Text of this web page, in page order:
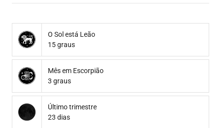
O Sol está Leão
15 graus
Mês em Escorpião
3 graus
Último trimestre
23 dias